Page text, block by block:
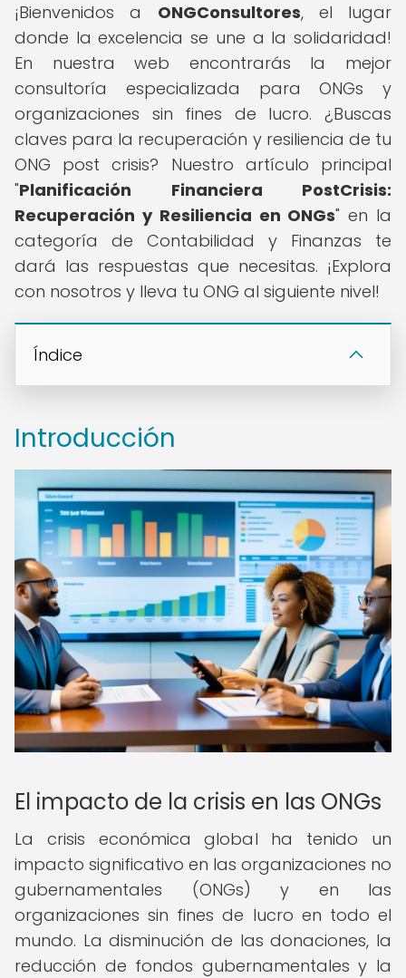
¡Bienvenidos a ONGConsultores, el lugar
donde la excelencia se une a la solidaridad!
En nuestra web encontrarás la mejor
consultoría especializada para ONGs y
organizaciones sin fines de lucro. ¿Buscas
claves para la recuperación y resiliencia de tu
ONG post crisis? Nuestro artículo principal
"Planificación Financiera PostCrisis:
Recuperación y Resiliencia en ONGs" en la
categoría de Contabilidad y Finanzas te
dará las respuestas que necesitas. ¡Explora
con nosotros y lleva tu ONG al siguiente nivel!
Índice
Introducción
El impacto de la crisis en las ONGs
La crisis económica global ha tenido un
impacto significativo en las organizaciones no
gubernamentales (ONGs) y en las
organizaciones sin fines de lucro en todo el
mundo. La disminución de las donaciones, la
reducción de fondos gubernamentales y la